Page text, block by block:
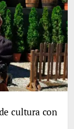
cultura con